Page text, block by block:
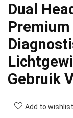
Dual
Gebruik
Add to wishlist